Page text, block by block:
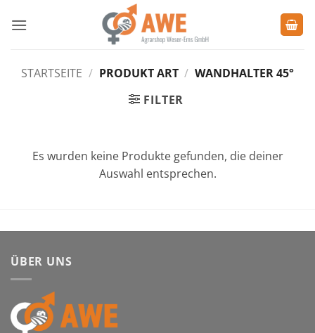
Inhalt
STARTSEITE / PRODUKT ART / WANDHALTER 45°
FILTER
Es wurden keine Produkte gefunden, die deiner
Auswahl entsprechen.
ÜBER UNS